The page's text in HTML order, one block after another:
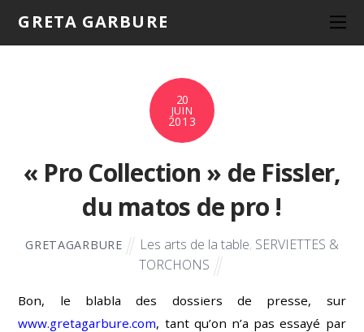
GRETA GARBURE
20
JUIN
2013
« Pro Collection » de Fissler,
du matos de pro !
GRETAGARBURE Les arts de la table, SERVIETTES &
TORCHONS
Bon, le blabla des dossiers de presse, sur
www.gretagarbure.com, tant qu’on n’a pas essayé par